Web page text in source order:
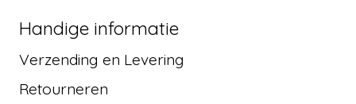
Handige informatie
Verzending en Levering
Retourneren